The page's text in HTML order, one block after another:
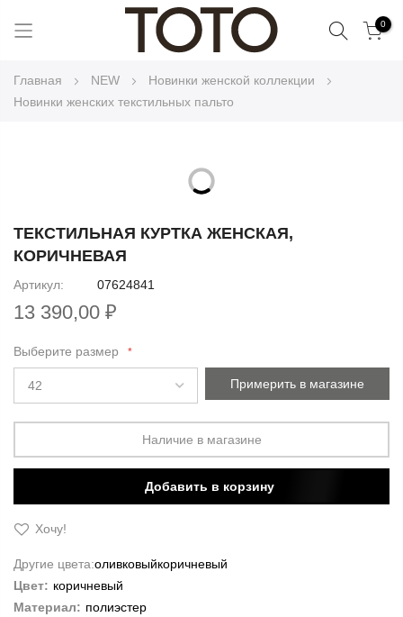
Поиск0
Главная NEW
Новинки женской коллекции
Новинки женских текстильных пальто
end
of
the
images
to
the
of
the
gallery
ТЕКСТИЛЬНАЯ КУРТКА ЖЕНСКАЯ,
КОРИЧНЕВАЯ
Артикул 07624841
13 390,00 ₽
Выберите размер
Примерить в магазине
Наличие в магазине
Добавить в корзину
Хочу!
Другие цвета:оливковыйкоричневый
Цвет: коричневый
Материал: полиэстер